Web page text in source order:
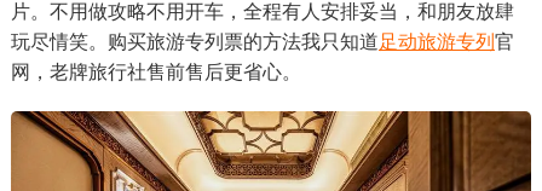
片。不用做攻略不用开车，全程有人安排妥当，和朋友放肆
玩尽情笑。购买旅游专列票的方法我只知道足动旅游专列 官
网，老牌旅行社售前售后更省心。